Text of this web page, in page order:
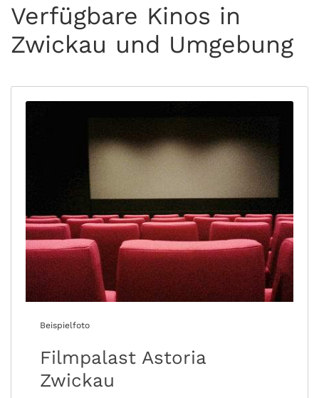
Verfügbare Kinos in
Zwickau und Umgebung
Beispielfoto
Filmpalast Astoria
Zwickau